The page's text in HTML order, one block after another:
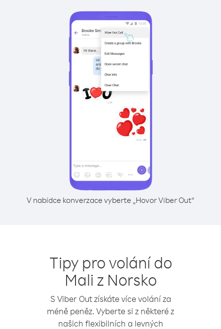
V nabídce konverzace vyberte „Hovor Viber Out“
Tipy pro volání do
Mali z Norsko
S Viber Out získáte více volání za
méně peněz. Vyberte si z některé z
našich flexibilních a levných